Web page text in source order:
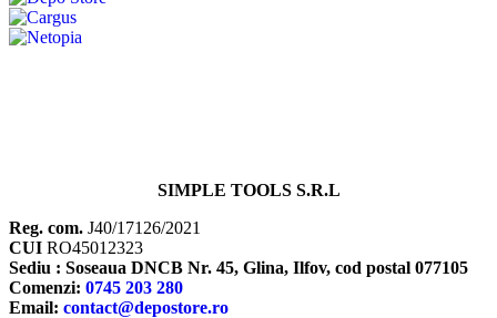
SIMPLE TOOLS S.R.L
Reg. com. J40/17126/2021
CUI RO45012323
Sediu : Soseaua DNCB Nr. 45, Glina, Ilfov, cod postal 077105
Comenzi: 0745 203 280
Email: contact@depostore.ro